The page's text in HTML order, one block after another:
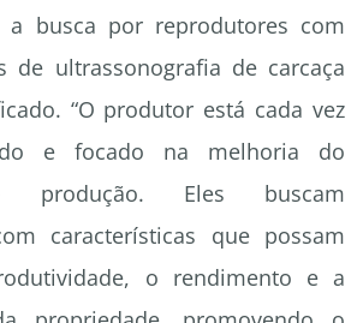
a busca por reprodutores com
de ultrassonografia de carcaça
“O produtor está cada vez
e focado na melhoria do
produção. Eles buscam
características que possam
o rendimento e a